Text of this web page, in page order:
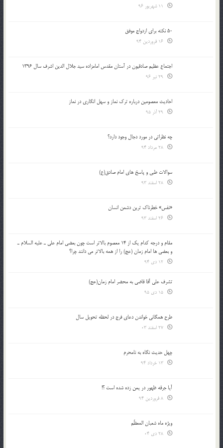
50 نکته برای ازدواج موفق
اجتماع عظیم صادقیون در آستان مقدس امامزاده سید جلال الدین اشرف سال 1396
احادیث معصومین درباره ترک نماز و سهل انگاری در نماز
چه نظراتی در مورد دجال وجود دارد؟
سوالات طبی و پاسخ های امام صادق(ع)
«نفس» خطرناک ترین دشمن انسان
مقام و درجه كدام يك از 14 معصوم بالاتر است چون بعضي امام علي ـ عليه السلام ـ
و بعضي ها امام زمان (عج) را از همه بالاتر مي دانند چرا؟
تشرف علي آقا قاضي به محضر امام زمان(عج)
طرح همگانی خواندن دعای فرج در لحظه تحویل سال
چهل حدیث نگاه به نامحرم
آیا جرقه ظهور در یمن زده شده است ؟!
ویژه ماه شعبان المعظّم